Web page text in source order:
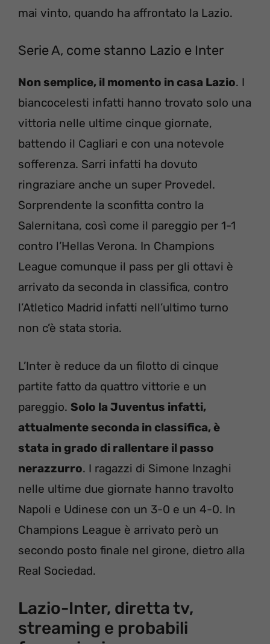
mai vinto, quando ha affrontato la Lazio.
Serie A, come stanno Lazio e Inter
Non semplice, il momento in casa Lazio. I
biancocelesti infatti hanno trovato solo una
vittoria nelle ultime cinque giornate,
battendo il Cagliari e con una notevole
sofferenza. Sarri infatti ha dovuto
ringraziare anche un super Provedel.
Sorprendente la sconfitta contro la
Salernitana, così come il pareggio per 1-1
contro l’Hellas Verona. In Champions
League comunque il pass per gli ottavi è
arrivato da seconda in classifica, contro
l’Atletico Madrid infatti nell’ultimo turno
non c’è stata storia.
L’Inter è reduce da un filotto di cinque
partite fatto da quattro vittorie e un
pareggio. Solo la Juventus infatti,
attualmente seconda in classifica, è
stata in grado di rallentare il passo
nerazzurro. I ragazzi di Simone Inzaghi
nelle ultime due giornate hanno travolto
Napoli e Udinese con un 3-0 e un 4-0. In
Champions League è arrivato però un
secondo posto finale nel girone, dietro alla
Real Sociedad.
Lazio-Inter, diretta tv,
streaming e probabili